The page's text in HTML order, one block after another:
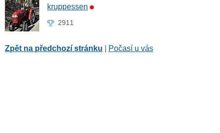
kruppessen
2911
Zpět na předchozí stránku Počasí u vás